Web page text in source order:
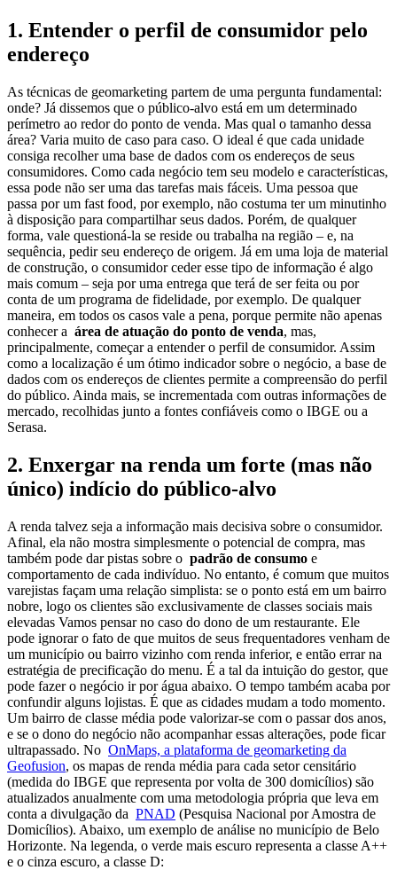
1. Entender o perfil de consumidor pelo
endereço
As técnicas de geomarketing partem de uma pergunta fundamental:
onde? Já dissemos que o público-alvo está em um determinado
perímetro ao redor do ponto de venda. Mas qual o tamanho dessa
área? Varia muito de caso para caso. O ideal é que cada unidade
consiga recolher uma base de dados com os endereços de seus
consumidores. Como cada negócio tem seu modelo e características,
essa pode não ser uma das tarefas mais fáceis. Uma pessoa que
passa por um fast food, por exemplo, não costuma ter um minutinho
à disposição para compartilhar seus dados. Porém, de qualquer
forma, vale questioná-la se reside ou trabalha na região – e, na
sequência, pedir seu endereço de origem. Já em uma loja de material
de construção, o consumidor ceder esse tipo de informação é algo
mais comum – seja por uma entrega que terá de ser feita ou por
conta de um programa de fidelidade, por exemplo. De qualquer
maneira, em todos os casos vale a pena, porque permite não apenas
conhecer a área de atuação do ponto de venda, mas,
principalmente, começar a entender o perfil de consumidor. Assim
como a localização é um ótimo indicador sobre o negócio, a base de
dados com os endereços de clientes permite a compreensão do perfil
do público. Ainda mais, se incrementada com outras informações de
mercado, recolhidas junto a fontes confiáveis como o IBGE ou a
Serasa.
2. Enxergar na renda um forte (mas não
único) indício do público-alvo
A renda talvez seja a informação mais decisiva sobre o consumidor.
Afinal, ela não mostra simplesmente o potencial de compra, mas
também pode dar pistas sobre o padrão de consumo e
comportamento de cada indivíduo. No entanto, é comum que muitos
varejistas façam uma relação simplista: se o ponto está em um bairro
nobre, logo os clientes são exclusivamente de classes sociais mais
elevadas Vamos pensar no caso do dono de um restaurante. Ele
pode ignorar o fato de que muitos de seus frequentadores venham de
um município ou bairro vizinho com renda inferior, e então errar na
estratégia de precificação do menu. É a tal da intuição do gestor, que
pode fazer o negócio ir por água abaixo. O tempo também acaba por
confundir alguns lojistas. É que as cidades mudam a todo momento.
Um bairro de classe média pode valorizar-se com o passar dos anos,
e se o dono do negócio não acompanhar essas alterações, pode ficar
ultrapassado. No OnMaps, a plataforma de geomarketing da
Geofusion, os mapas de renda média para cada setor censitário
(medida do IBGE que representa por volta de 300 domicílios) são
atualizados anualmente com uma metodologia própria que leva em
conta a divulgação da PNAD (Pesquisa Nacional por Amostra de
Domicílios). Abaixo, um exemplo de análise no município de Belo
Horizonte. Na legenda, o verde mais escuro representa a classe A++
e o cinza escuro, a classe D: